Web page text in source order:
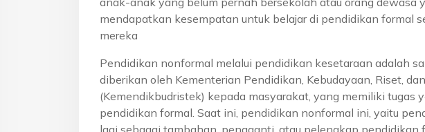
mendapatkan kesempatan untuk belajar di pendidikan formal
mereka
Pendidikan nonformal melalui pendidikan kesetaraan adalah
diberikan oleh Kementerian Pendidikan, Kebudayaan, Riset,
(Kemendikbudristek) kepada masyarakat, yang memiliki tugas
pendidikan formal. Saat ini, pendidikan nonformal ini, yaitu
lagi sebagai tambahan, pengganti, atau pelengkap pendidikan